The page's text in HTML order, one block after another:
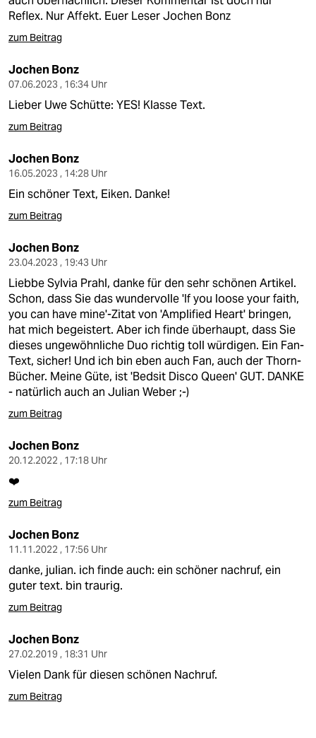
Reflex. Nur Affekt. Euer Leser Jochen Bonz
zum Beitrag
Jochen Bonz
07.06.2023 , 16:34 Uhr
Lieber Uwe Schütte: YES! Klasse Text.
zum Beitrag
Jochen Bonz
16.05.2023 , 14:28 Uhr
Ein schöner Text, Eiken. Danke!
zum Beitrag
Jochen Bonz
23.04.2023 , 19:43 Uhr
Liebbe Sylvia Prahl, danke für den sehr schönen Artikel.
Schon, dass Sie das wundervolle 'If you loose your faith,
you can have mine'-Zitat von 'Amplified Heart' bringen,
hat mich begeistert. Aber ich finde überhaupt, dass Sie
dieses ungewöhnliche Duo richtig toll würdigen. Ein Fan-
Text, sicher! Und ich bin eben auch Fan, auch der Thorn-
Bücher. Meine Güte, ist 'Bedsit Disco Queen' GUT. DANKE
- natürlich auch an Julian Weber ;-)
zum Beitrag
Jochen Bonz
20.12.2022 , 17:18 Uhr
❤️
zum Beitrag
Jochen Bonz
11.11.2022 , 17:56 Uhr
danke, julian. ich finde auch: ein schöner nachruf, ein
guter text. bin traurig.
zum Beitrag
Jochen Bonz
27.02.2019 , 18:31 Uhr
Vielen Dank für diesen schönen Nachruf.
zum Beitrag